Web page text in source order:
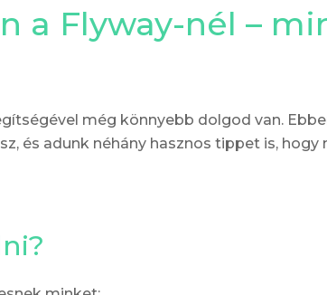
a Flyway-nél –
még könnyebb dolgod van.
és adunk néhány hasznos tippet is, hogy